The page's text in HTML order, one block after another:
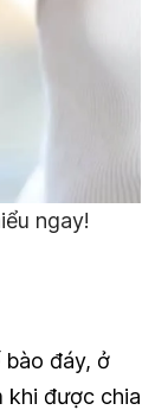
ngay!
đáy, ở
khi được chia